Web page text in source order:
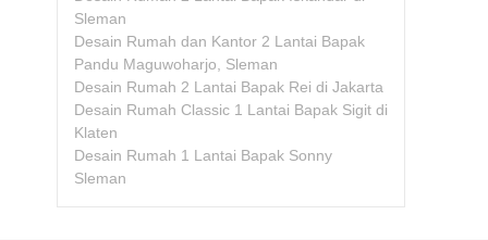
Sleman
Desain Rumah dan Kantor 2 Lantai Bapak
Pandu Maguwoharjo, Sleman
Desain Rumah 2 Lantai Bapak Rei di Jakarta
Desain Rumah Classic 1 Lantai Bapak Sigit di
Klaten
Desain Rumah 1 Lantai Bapak Sonny
Sleman